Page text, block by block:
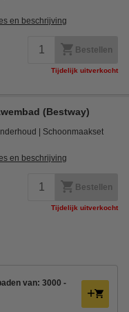
en beschrijving
Bestellen
Tijdelijk uitverkocht
(Bestway)
Schoonmaakset
en beschrijving
Bestellen
Tijdelijk uitverkocht
van: 3000 -